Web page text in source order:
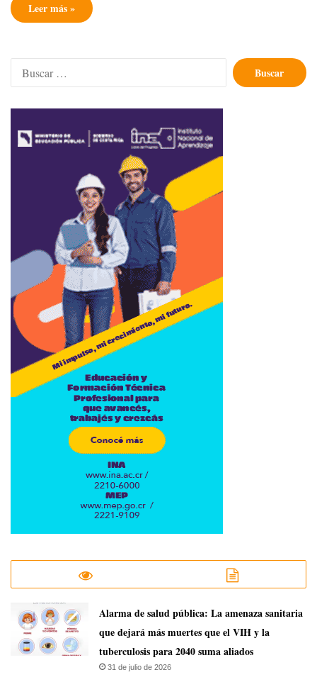
Leer más »
Buscar:
​Alarma de salud pública: La amenaza sanitaria
que dejará más muertes que el VIH y la
tuberculosis para 2040 suma aliados
31 de julio de 2026